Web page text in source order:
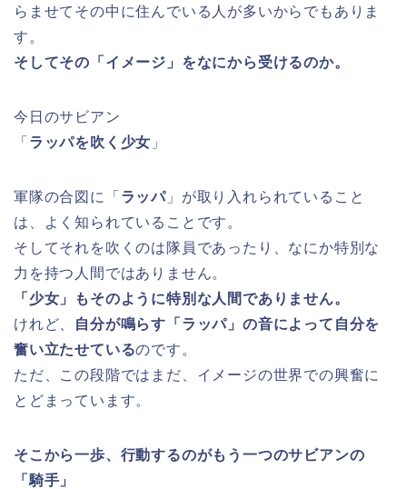
らませてその中に住んでいる人が多いからでもありま
す。
そしてその「イメージ」をなにから受けるのか。
今日のサビアン
「 ラッパを吹く少女 」
軍隊の合図に「 ラッパ 」が取り入れられていること
は、よく知られていることです。
そしてそれを吹くのは隊員であったり、なにか特別な
力を持つ人間ではありません。
「少女」もそのように特別な人間でありません。
けれど、
自分が鳴らす「ラッパ」の音によって自分を
奮い立たせているのです。
ただ、この段階ではまだ、イメージの世界での興奮に
とどまっています。
そこから一歩、行動するのがもう一つのサビアンの
「騎手」